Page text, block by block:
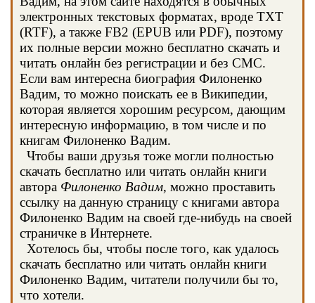
электронных текстовых форматах, вроде TXT
(RTF), а также FB2 (EPUB или PDF), поэтому
их полные версии можно бесплатно скачать и
читать онлайн без регистрации и без СМС.
Если вам интересна биография Филоненко
Вадим, то можно поискать ее в Википедии,
которая является хорошим ресурсом, дающим
интересную информацию, в том числе и по
книгам Филоненко Вадим.
Чтобы ваши друзья тоже могли полностью
скачать бесплатно или читать онлайн книги
автора Филоненко Вадим, можно проставить
ссылку на данную страницу с книгами автора
Филоненко Вадим на своей где-нибудь на своей
страничке в Интернете.
Хотелось бы, чтобы после того, как удалось
скачать бесплатно или читать онлайн книги
Филоненко Вадим, читатели получили бы то,
что хотели.